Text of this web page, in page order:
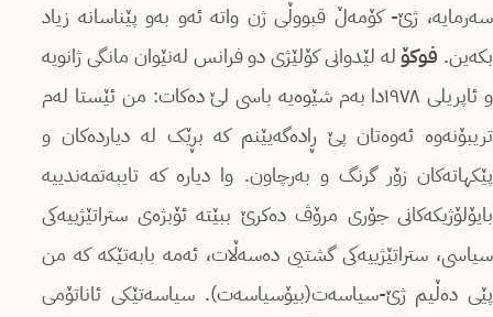
سەرمایە، ژێ- کۆمەڵ قبووڵی ژن واتە ئەو بەو پێناسانە زیاد
بکەین. فوکۆلە لێدوانی کۆلێژی دو فرانس لەنێوان مانگی ژانویە
و ئاپریلی ١٩٧٨دا بەم شێوەیە باسی لێ دەکات: من ئێستا لەم
تریبۆنەوە ئەوەتان پێ ڕادەگەیێنم کە بڕێک لە دیاردەکان و
پێکهاتەکان زۆر گرنگ و بەرچاون. وا دیارە کە تایبەتمەندییە
بایۆلۆژیکەکانی جۆری مرۆڤ دەکرێ ببێتە ئۆبژەی ستراتێژییەکی
سیاسی، ستراتێژییەکی گشتیی دەسەڵات، ئەمە بابەتێکە کە من
پێی دەڵیم ژێ-سیاسەت(بیۆسیاسەت). سیاسەتێکی ئاناتۆمی